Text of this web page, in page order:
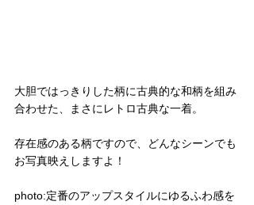
大胆ではっきりした柄に古典的な和柄を組み
合わせた、まさにレトロ古典な一着。
存在感のある柄ですので、どんなシーンでも
お写真映えしますよ！
photo:定番のアップスタイルにゆるふわ感を